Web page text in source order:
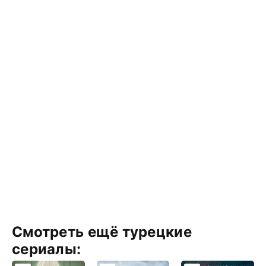
Смотреть ещё турецкие
сериалы: